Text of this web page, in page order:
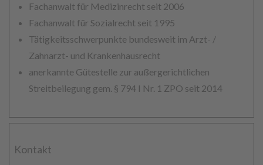
Fachanwalt für Medizinrecht seit 2006
Fachanwalt für Sozialrecht seit 1995
Tätigkeitsschwerpunkte bundesweit im Arzt- /
Zahnarzt- und Krankenhausrecht
anerkannte Gütestelle zur außergerichtlichen
Streitbeilegung gem. § 794 I Nr. 1 ZPO seit 2014
Kontakt